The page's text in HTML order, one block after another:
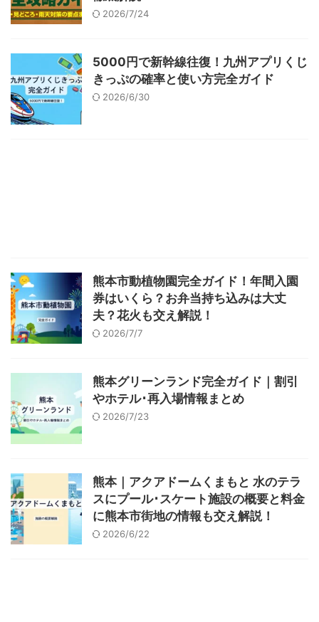
2026/7/24
5000円で新幹線往復！九州アプリくじ
きっぷの確率と使い方完全ガイド
2026/6/30
熊本市動植物園完全ガイド！年間入園
券はいくら？お弁当持ち込みは大丈
夫？花火も交え解説！
2026/7/7
熊本グリーンランド完全ガイド｜割引
やホテル･再入場情報まとめ
2026/7/23
熊本｜アクアドームくまもと 水のテラ
スにプール･スケート施設の概要と料金
に熊本市街地の情報も交え解説！
2026/6/22